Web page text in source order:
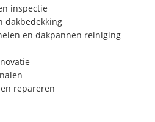
inspectie
dakbedekking
en dakpannen reiniging
repareren